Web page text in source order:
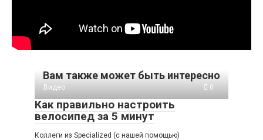
Вам также может быть интересно
Видео 0
Как правильно настроить
велосипед за 5 минут
Коллеги из Specialized (с нашей помощью)